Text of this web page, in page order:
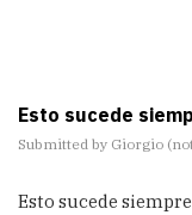
Esto sucede
Submitted by Giorgio
Esto sucede